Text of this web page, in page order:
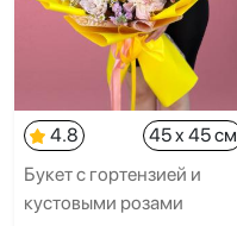
4.8
45 x 45 см
Букет с гортензией и
кустовыми розами